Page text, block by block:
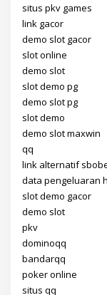
situs pkv games
link gacor
demo slot gacor
slot online
demo slot
slot demo pg
demo slot pg
slot demo
demo slot maxwin
qq
link alternatif
data pengeluaran
slot demo gacor
demo slot
pkv
dominoqq
bandarqq
poker online
situs qq